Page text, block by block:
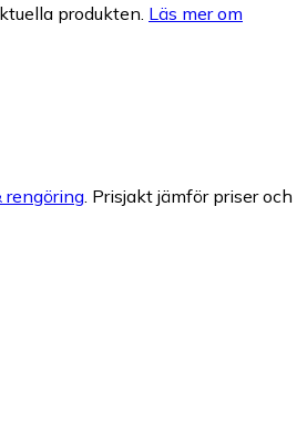
produkten. Läs mer om
rengöring. Prisjakt jämför priser och